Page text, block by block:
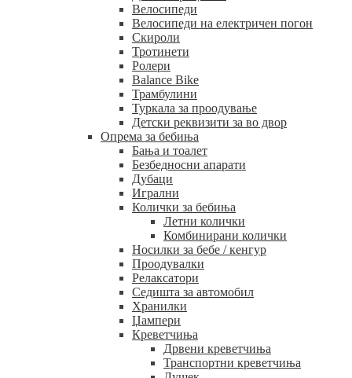
Велосипеди
Велосипеди на електричен погон
Скироли
Тротинети
Ролери
Balance Bike
Трамбулини
Туркала за проодување
Детски реквизити за во двор
Опрема за бебиња
Бања и тоалет
Безбедносни апарати
Дубаци
Игрални
Колички за бебиња
Летни колички
Комбинирани колички
Носилки за бебе / кенгур
Проодувалки
Релаксатори
Седишта за автомобил
Хранилки
Џампери
Креветчиња
Дрвени креветчиња
Транспортни креветчиња